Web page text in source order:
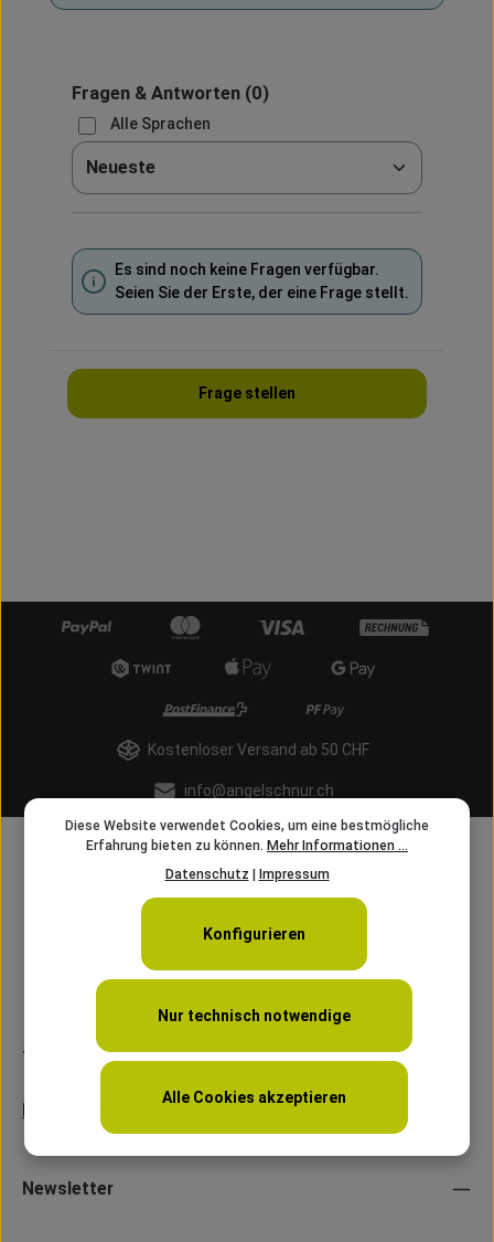
Fragen & Antworten(0)
Alle Sprachen
Sortieren nach
Es sind noch keine Fragen verfügbar.
Seien Sie der Erste, der eine Frage stellt.
Frage stellen
Kostenloser Versand ab 50 CHF
info@angelschnur.ch
Service
Laden Öffnungszeiten
Newsletter
Diese Website verwendet Cookies, um eine bestmögliche
Erfahrung bieten zu können. Mehr Informationen ...
Datenschutz
Impressum
Nur technisch notwendige
Konfigurieren
Alle Cookies akzeptieren